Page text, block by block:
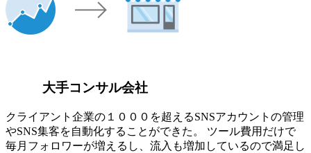
大手コンサル会社
クライアント企業の１０００を超えるSNSアカウントの管理
やSNS集客を自動化することができた。 ツール費用だけで
毎月フォロワーが増えるし、流入も増加しているので満足し